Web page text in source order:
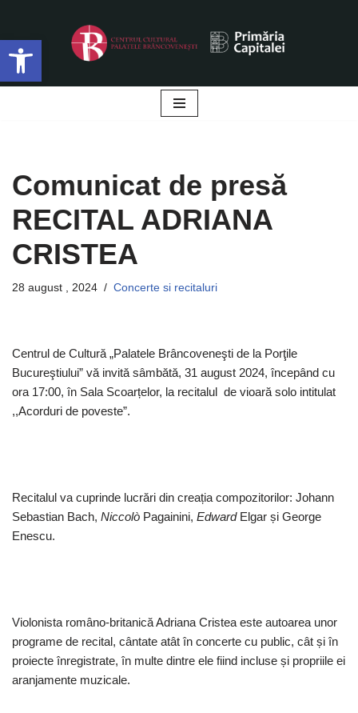
Deschide bara de unelte
Sari
la
conținut
Comunicat de presă
RECITAL ADRIANA
CRISTEA
28 august , 2024 Concerte si recitaluri
Centrul de Cultură „Palatele Brâncoveneşti de la Porţile
Bucureştiului” vă invită sâmbătă, 31 august 2024, începând cu
ora 17:00, în Sala Scoarțelor, la recitalul de vioară solo intitulat
,,Acorduri de poveste”.
Recitalul va cuprinde lucrări din creația compozitorilor: Johann
Sebastian Bach, Niccolò Pagainini, EdwardElgar și George
Enescu.
Violonista româno-britanică Adriana Cristea este autoarea unor
programe de recital, cântate atât în concerte cu public, cât și în
proiecte înregistrate, în multe dintre ele fiind incluse și propriile ei
aranjamente muzicale.